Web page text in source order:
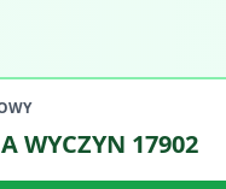
WYCZYN 17902